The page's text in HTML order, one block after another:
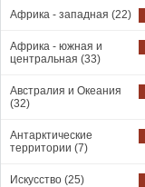
Африка - западная (22)
Африка - южная и
центральная (33)
Австралия и Океания
(32)
Антарктические
территории (7)
Искусство (25)